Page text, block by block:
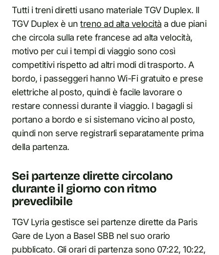
Tutti i treni diretti usano materiale TGV Duplex. Il
TGV Duplex è untreno ad alta velocità a due piani
che circola sulla rete francese ad alta velocità,
motivo per cui i tempi di viaggio sono così
competitivi rispetto ad altri modi di trasporto. A
bordo, i passeggeri hanno Wi-Fi gratuito e prese
elettriche al posto, quindi è facile lavorare o
restare connessi durante il viaggio. I bagagli si
portano a bordo e si sistemano vicino al posto,
quindi non serve registrarli separatamente prima
della partenza.
Sei partenze dirette circolano
durante il giorno con ritmo
prevedibile
TGV Lyria gestisce sei partenze dirette da Paris
Gare de Lyon a Basel SBB nel suo orario
pubblicato. Gli orari di partenza sono 07:22, 10:22,